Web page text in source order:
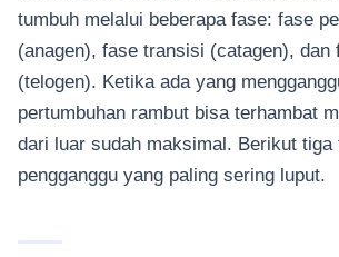
tumbuh melalui beberapa fase: fase
(anagen), fase transisi (catagen), dan
(telogen). Ketika ada yang
pertumbuhan rambut bisa terhambat
dari luar sudah maksimal. Berikut tiga
pengganggu yang paling sering luput.